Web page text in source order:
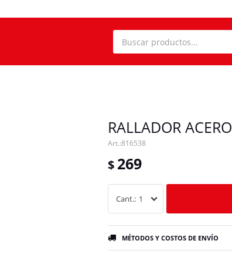
RALLADOR ACERO
816538
$ 269
1
MÉTODOS Y COSTOS DE ENVÍO